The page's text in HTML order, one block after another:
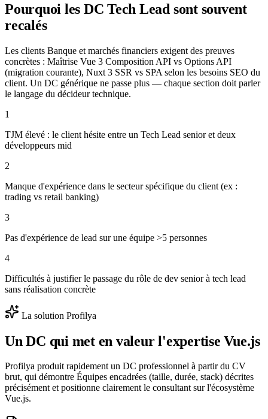
Pourquoi les DCTech Lead sont souvent
recalés
Les clients Banque et marchés financiers exigent des preuves
concrètes : Maîtrise Vue 3 Composition API vs Options API
(migration courante), Nuxt 3 SSR vs SPA selon les besoins SEO du
client. Un DC générique ne passe plus — chaque section doit parler
le langage du décideur technique.
1
TJM élevé : le client hésite entre un Tech Lead senior et deux
développeurs mid
2
Manque d'expérience dans le secteur spécifique du client (ex :
trading vs retail banking)
3
Pas d'expérience de lead sur une équipe >5 personnes
4
Difficultés à justifier le passage du rôle de dev senior à tech lead
sans réalisation concrète
La solution Profilya
Un DC qui met en valeur l'expertiseVue.js
Profilya produit rapidement un DC professionnel à partir du CV
brut, qui démontre Équipes encadrées (taille, durée, stack) décrites
précisément et positionne clairement le consultant sur l'écosystème
Vue.js.